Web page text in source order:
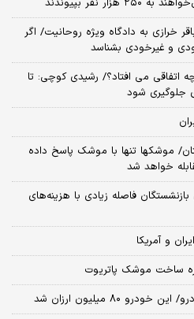
خرازی به دادگاه ویژه روحانیت/ اگر
و غیرخودی بشناسد
اتفاقی می افتاد؟/ رشیدی کوچی: تا
جلوگیری شود
موشکها تنها با موشک پاسخ داده
خواهد شد
فاصله زیادی با هزینه‌های
و آمریکا
ساخت موشک پاتریوت
۸۰ میلیون ارزان شد